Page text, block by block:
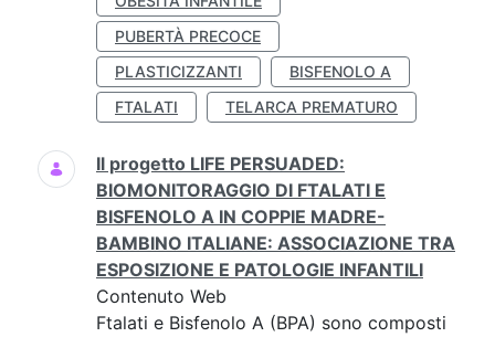
PUBERTÀ PRECOCE
PLASTICIZZANTI
BISFENOLO A
FTALATI
TELARCA PREMATURO
Il progetto LIFE PERSUADED:
BIOMONITORAGGIO DI FTALATI E
BISFENOLO A IN COPPIE MADRE-
BAMBINO ITALIANE: ASSOCIAZIONE TRA
ESPOSIZIONE E PATOLOGIE INFANTILI
Contenuto Web
Ftalati e Bisfenolo A (BPA) sono composti